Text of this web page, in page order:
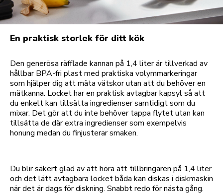
En praktisk storlek för ditt kök
Den generösa räfflade kannan på 1,4 liter är tillverkad av
hållbar BPA-fri plast med praktiska volymmarkeringar
som hjälper dig att mäta vätskor utan att du behöver en
mätkanna. Locket har en praktisk avtagbar kapsyl så att
du enkelt kan tillsätta ingredienser samtidigt som du
mixar. Det gör att du inte behöver tappa flytet utan kan
tillsätta de där extra ingredienser som exempelvis
honung medan du finjusterar smaken.
Du blir säkert glad av att höra att tillbringaren på 1,4 liter
och det lätt avtagbara locket båda kan diskas i diskmaskin
när det är dags för diskning. Snabbt redo för nästa gång.